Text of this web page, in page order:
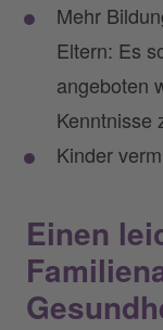
Mehr
Eltern: Es
angeboten
Kenntnisse
Kinder
Einen